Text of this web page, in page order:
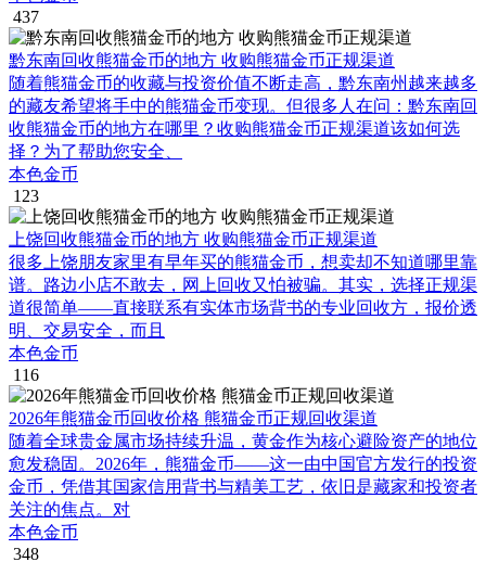
437
黔东南回收熊猫金币的地方 收购熊猫金币正规渠道
随着熊猫金币的收藏与投资价值不断走高，黔东南州越来越多
的藏友希望将手中的熊猫金币变现。但很多人在问：黔东南回
收熊猫金币的地方在哪里？收购熊猫金币正规渠道该如何选
择？为了帮助您安全、
本色金币
123
上饶回收熊猫金币的地方 收购熊猫金币正规渠道
很多上饶朋友家里有早年买的熊猫金币，想卖却不知道哪里靠
谱。路边小店不敢去，网上回收又怕被骗。其实，选择正规渠
道很简单——直接联系有实体市场背书的专业回收方，报价透
明、交易安全，而且
本色金币
116
2026年熊猫金币回收价格 熊猫金币正规回收渠道
随着全球贵金属市场持续升温，黄金作为核心避险资产的地位
愈发稳固。2026年，熊猫金币——这一由中国官方发行的投资
金币，凭借其国家信用背书与精美工艺，依旧是藏家和投资者
关注的焦点。对
本色金币
348